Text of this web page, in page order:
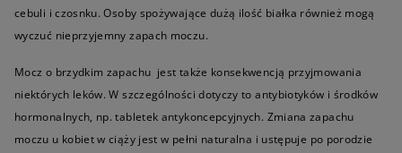
cebuli i czosnku. Osoby spożywające dużą ilość białka również mogą
wyczuć nieprzyjemny zapach moczu.
Mocz o brzydkim zapachu jest także konsekwencją przyjmowania
niektórych leków. W szczególności dotyczy to antybiotyków i środków
hormonalnych, np. tabletek antykoncepcyjnych. Zmiana zapachu
moczu u kobiet w ciąży jest w pełni naturalna i ustępuje po porodzie